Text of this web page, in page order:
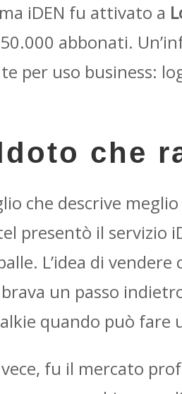
iDEN fu attivato a
abbonati.
per uso business:
che
che descrive
presentò il servizio
L’idea di
un passo
quando può fare
fu il mercato